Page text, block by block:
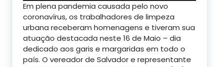
Em plena pandemia causada pelo novo
coronavírus, os trabalhadores de limpeza
urbana receberam homenagens e tiveram sua
atuação destacada neste 16 de Maio – dia
dedicado aos garis e margaridas em todo o
país. O vereador de Salvador e representante